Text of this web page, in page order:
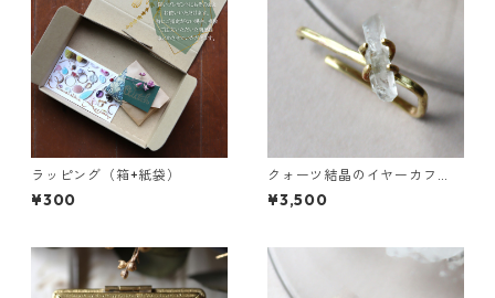
ラッピング（箱+紙袋）
¥300
クォーツ結晶のイヤーカフ
（インダストリアル風）
¥3,500